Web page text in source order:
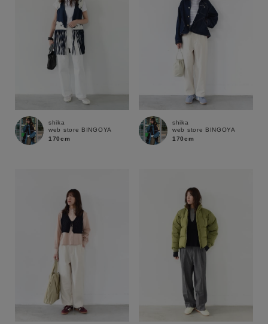
shika
web store BINGOYA
170cm
shika
web store BINGOYA
170cm